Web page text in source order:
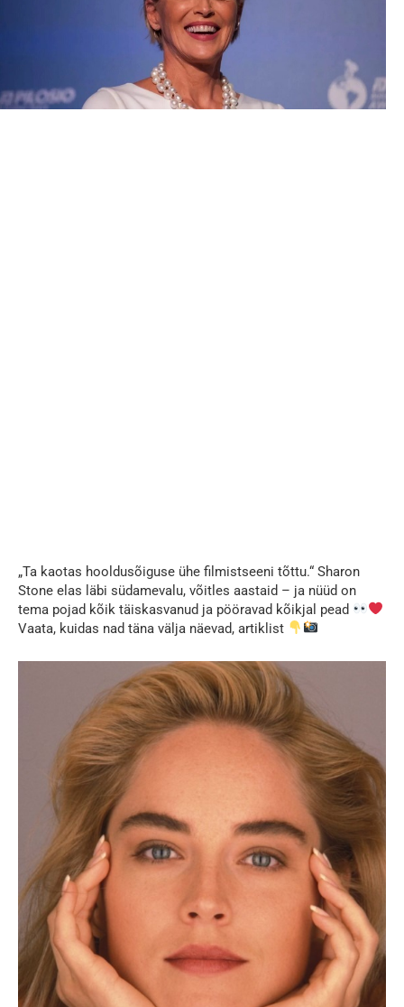
„Ta kaotas hooldusõiguse ühe filmistseeni tõttu.“ Sharon
Stone elas läbi südamevalu, võitles aastaid – ja nüüd on
tema pojad kõik täiskasvanud ja pööravad kõikjal pead
Vaata, kuidas nad täna välja näevad, artiklist